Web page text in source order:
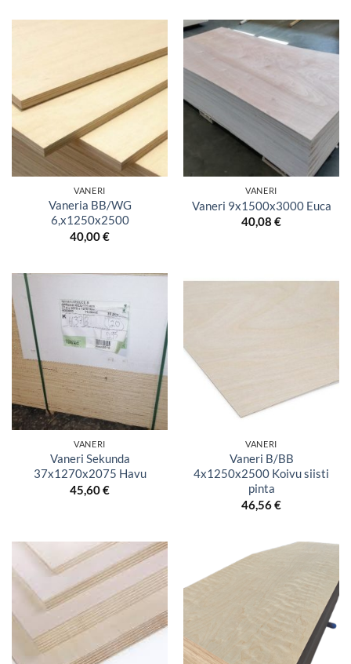
VANERI
Vaneria BB/WG
6,x1250x2500
40,00€
VANERI
Vaneri 9x1500x3000 Euca
40,08 €
VANERI
Vaneri Sekunda
37x1270x2075 Havu
45,60€
VANERI
Vaneri B/BB
4x1250x2500 Koivu siisti
pinta
46,56€